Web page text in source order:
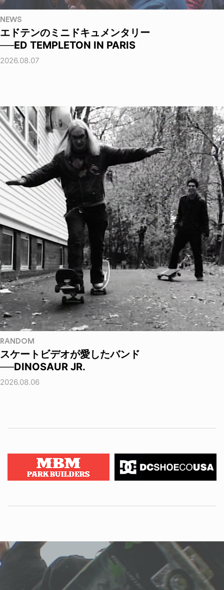
NEWS
エドテンのミニドキュメンタリー
──ED TEMPLETON IN PARIS
2026.08.07
RANDOM
スケートビデオが愛したバンド
──DINOSAUR JR.
2026.08.06